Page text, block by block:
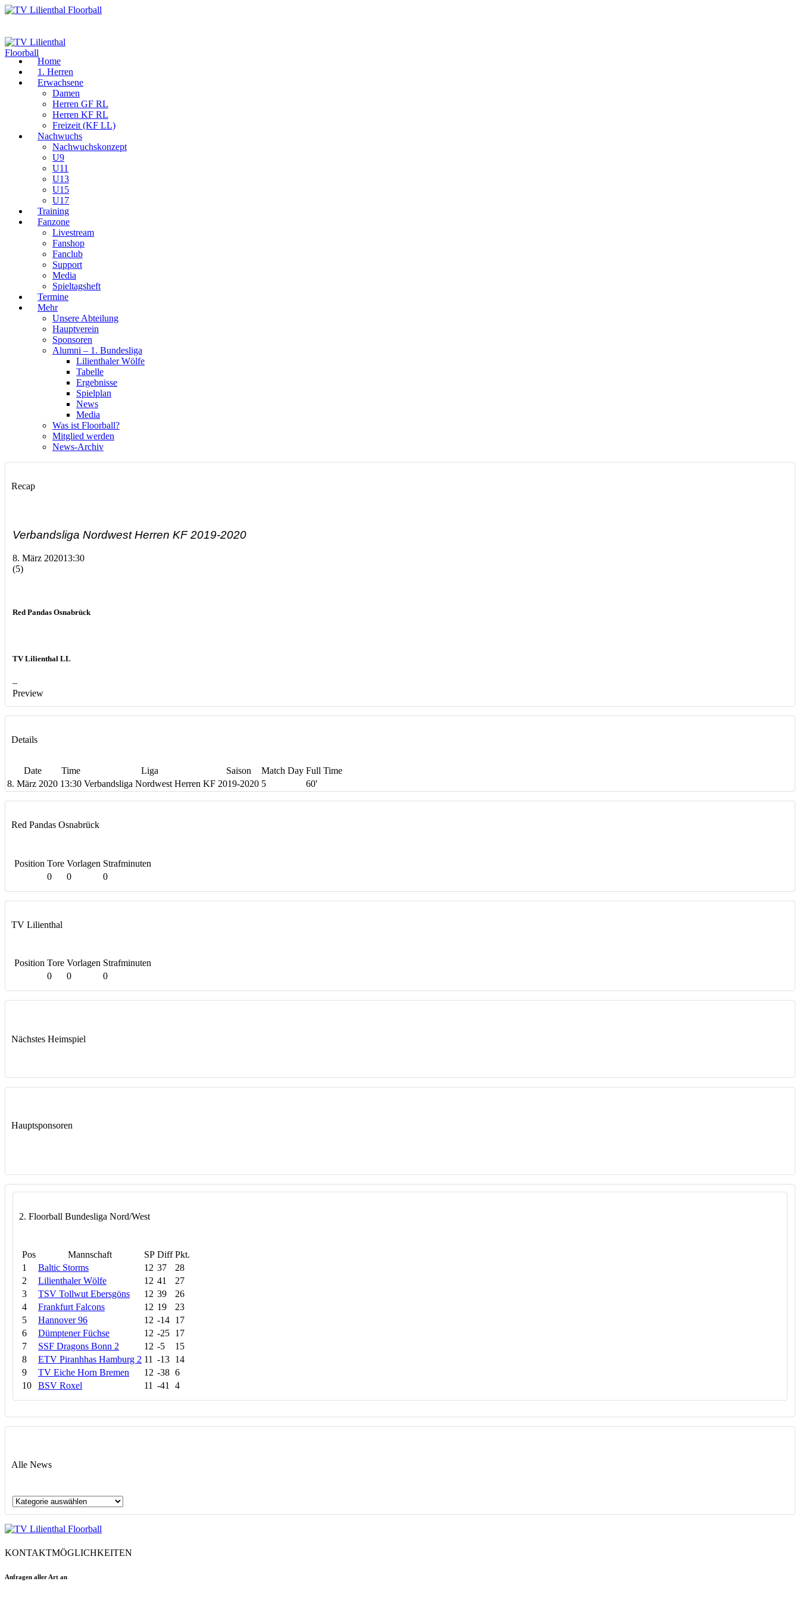
Home
1. Herren
Erwachsene
Damen
Herren GF RL
Herren KF RL
Freizeit (KF LL)
Nachwuchs
Nachwuchskonzept
U9
U11
U13
U15
U17
Training
Fanzone
Livestream
Fanshop
Fanclub
Support
Media
Spieltagsheft
Termine
Mehr
Unsere Abteilung
Hauptverein
Sponsoren
Alumni – 1. Bundesliga
Lilienthaler Wölfe
Tabelle
Ergebnisse
Spielplan
News
Media
Was ist Floorball?
Mitglied werden
News-Archiv
Recap
Verbandsliga Nordwest Herren KF 2019-2020
8. März 202013:30
(5)
Red Pandas Osnabrück
TV Lilienthal LL
–
Preview
Details
Date Time Liga Saison Match Day Full Time
8. März 2020 13:30 Verbandsliga Nordwest Herren KF 2019-2020 5 60'
Red Pandas Osnabrück
Position Tore Vorlagen Strafminuten
0
0 0
TV Lilienthal
Position Tore Vorlagen Strafminuten
0
0 0
Nächstes Heimspiel
Hauptsponsoren
2. Floorball Bundesliga Nord/West
Pos Mannschaft SP Diff Pkt.
1
Baltic Storms 12 37
28
2
Lilienthaler Wölfe 12 41
27
3
TSV Tollwut Ebersgöns 12 39
26
4
Frankfurt Falcons 12 19
23
5
Hannover 96 12 -14 17
6
Dümptener Füchse 12 -25 17
7
SSF Dragons Bonn 2 12 -5
15
8
ETV Piranhhas Hamburg 2 11 -13 14
9
TV Eiche Horn Bremen 12 -38 6
10
BSV Roxel 11 -41 4
Alle News
Alle
KONTAKTMÖGLICHKEITEN
Anfragen aller Art an